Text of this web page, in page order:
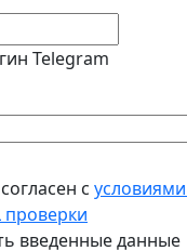
Telegram
с
проверки
введенные данные